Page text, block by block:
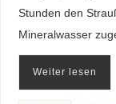
Stunden den
Mineralwasser
Weiter lesen